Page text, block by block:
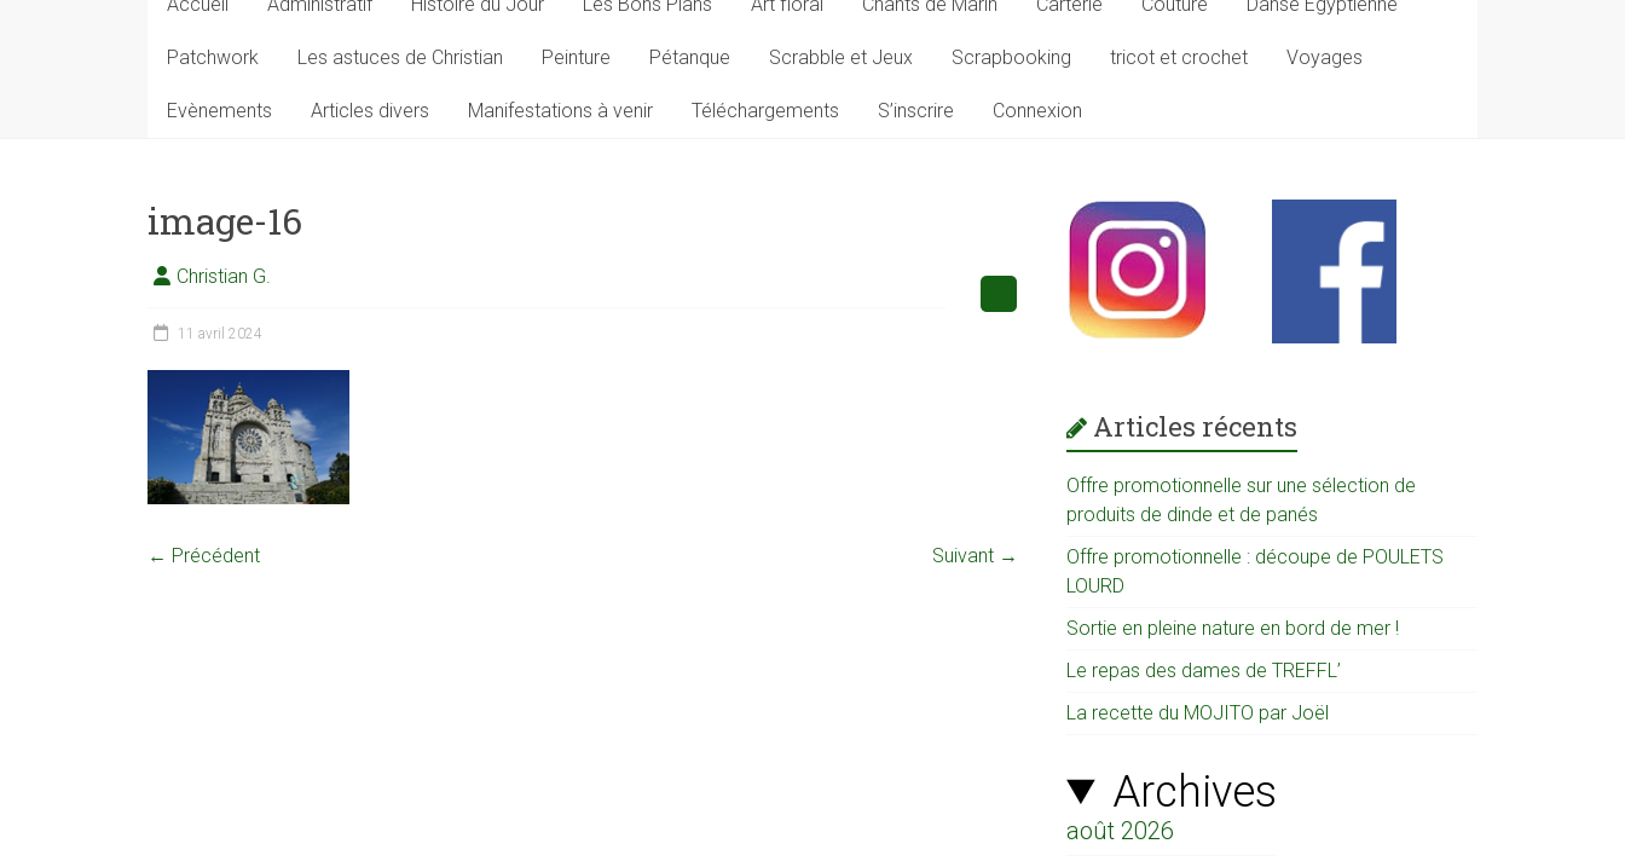
Patchwork Les astuces de Christian Peinture Pétanque Scrabble et Jeux Scrapbooking tricot et crochet Voyages
Evènements Articles divers Manifestations à venir Téléchargements S’inscrire Connexion
image-16
Christian G.
11 avril 2024
← Précédent Suivant →
Articles récents
Offre promotionnelle sur une sélection de
produits de dinde et de panés
Offre promotionnelle : découpe de POULETS
LOURD
Sortie en pleine nature en bord de mer !
Le repas des dames de TREFFL’
La recette du MOJITO par Joël
Archives
août 2026